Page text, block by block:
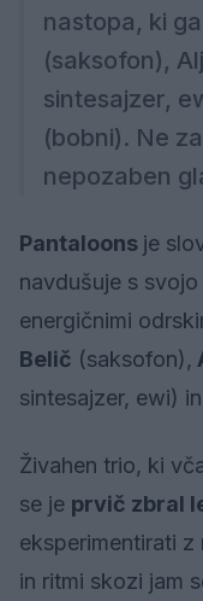
nastopa, ki
(saksofon),
sintesajzer,
(bobni). Ne
nepozaben
Pantaloons je
navdušuje s
energičnimi
Belič (saksofon),
sintesajzer, ewi) in
Živahen trio, ki
se je prvič zbral
eksperimentirati z
in ritmi skozi jam